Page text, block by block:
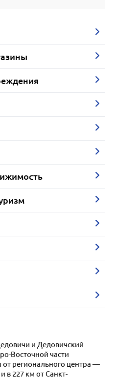
и Дедовичский
Восточной части
от регионального центра —
в 227 км от Санкт-